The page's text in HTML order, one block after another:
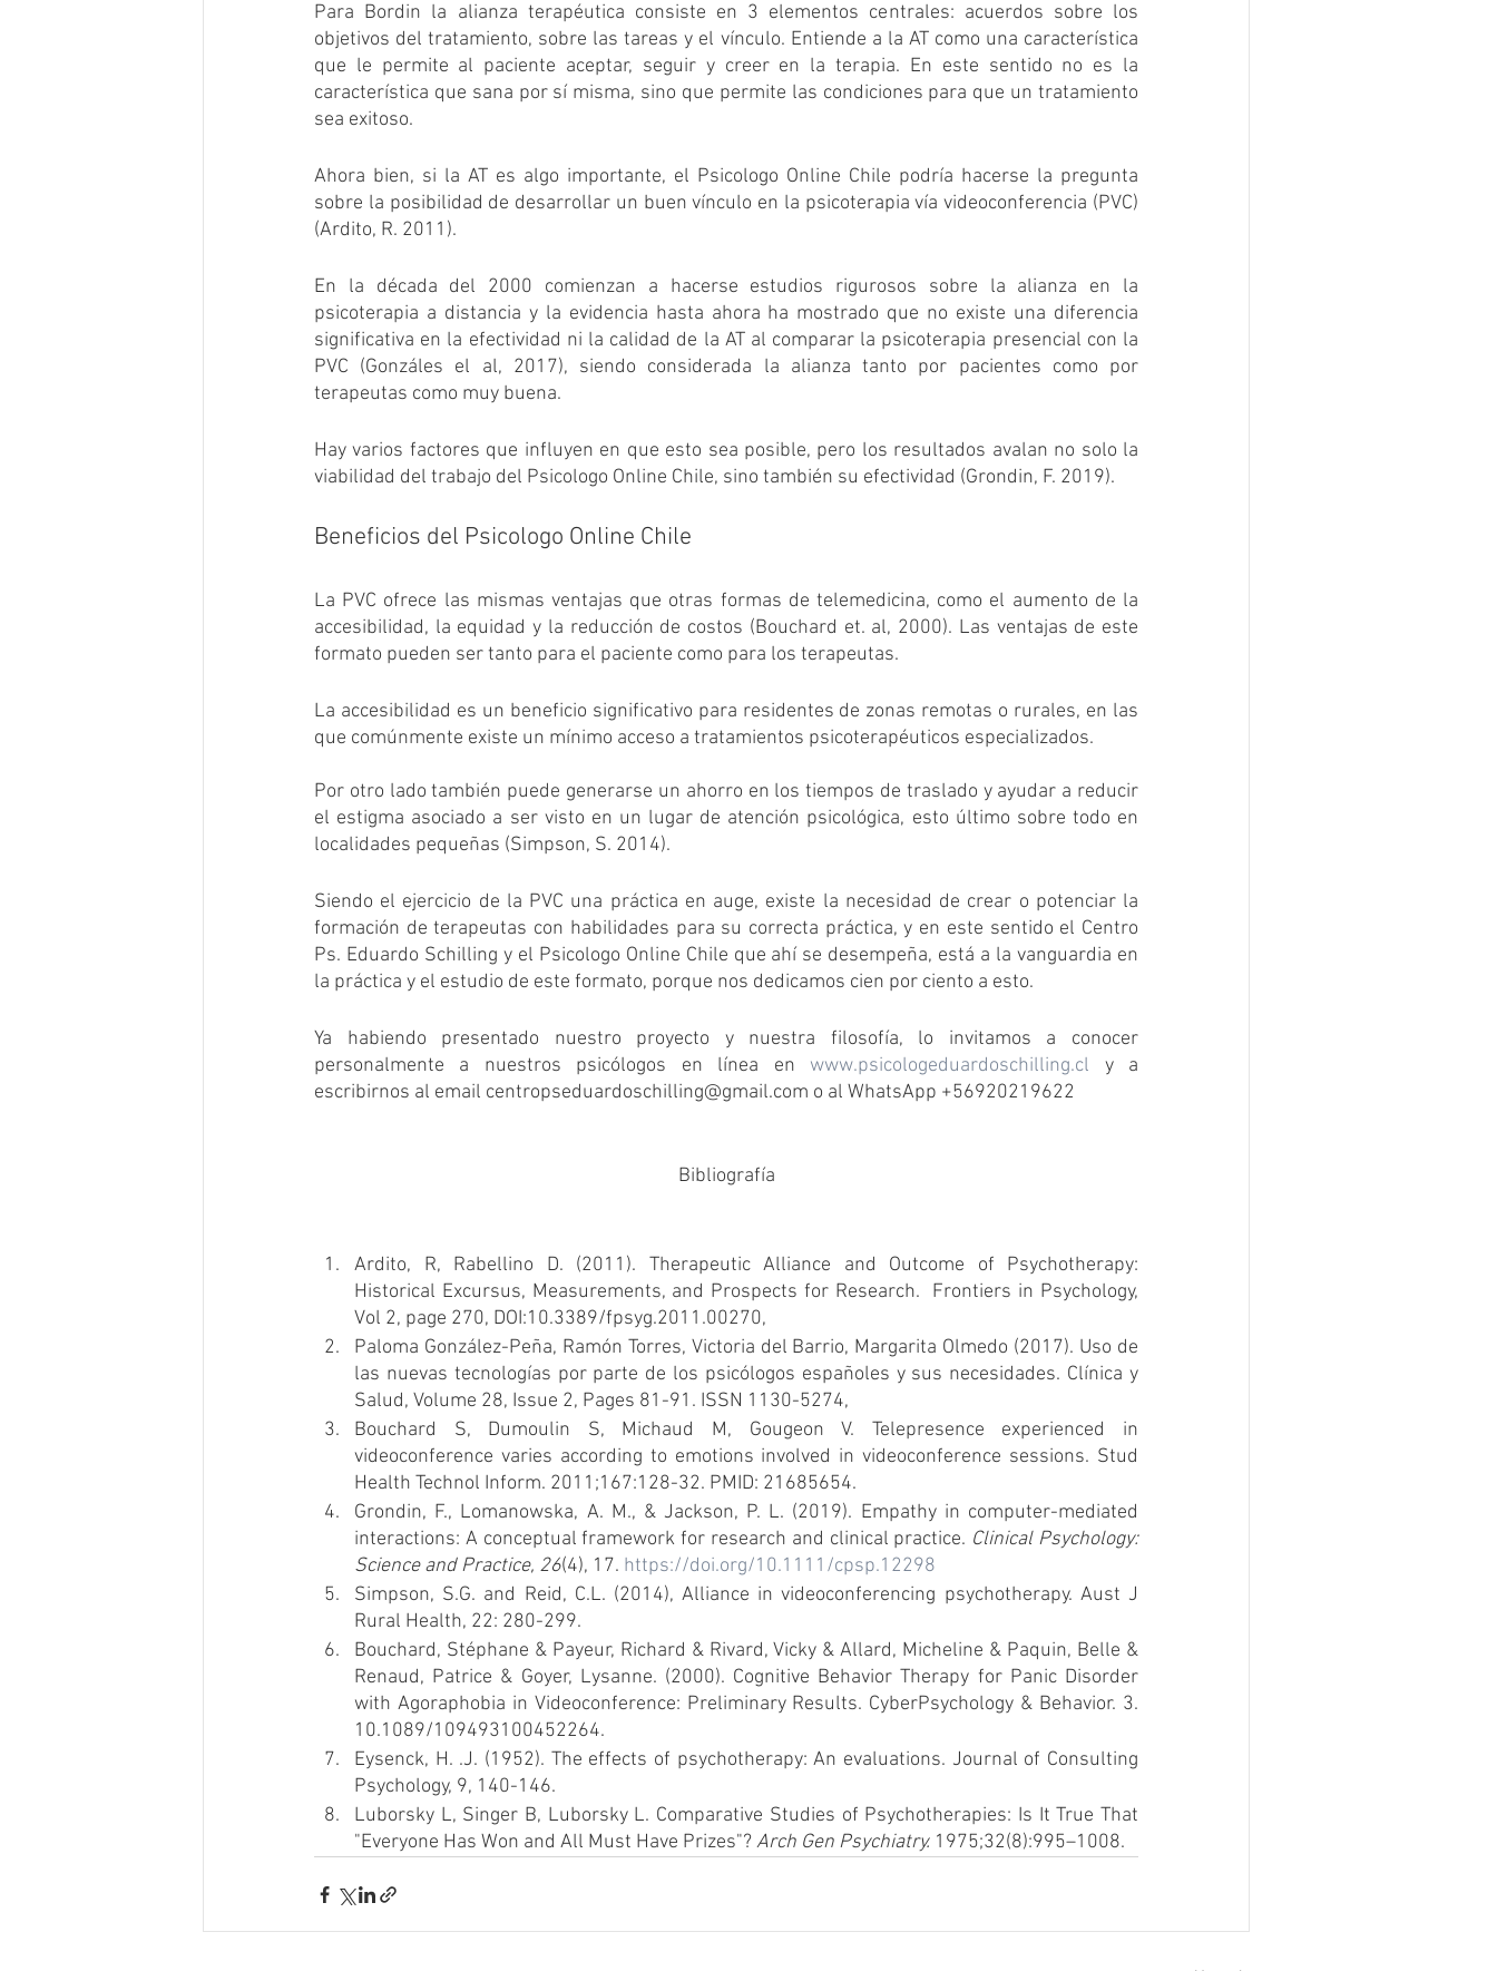
Para Bordin la alianza terapéutica consiste en 3 elementos centrales: acuerdos sobre los
objetivos del tratamiento, sobre las tareas y el vínculo. Entiende a la AT como una característica
que le permite al paciente aceptar, seguir y creer en la terapia. En este sentido no es la
característica que sana por sí misma, sino que permite las condiciones para que un tratamiento
sea exitoso.
Ahora bien, si la AT es algo importante, el Psicologo Online Chile podría hacerse la pregunta
sobre la posibilidad de desarrollar un buen vínculo en la psicoterapia vía videoconferencia (PVC)
(Ardito, R. 2011).
En la década del 2000 comienzan a hacerse estudios rigurosos sobre la alianza en la
psicoterapia a distancia y la evidencia hasta ahora ha mostrado que no existe una diferencia
significativa en la efectividad ni la calidad de la AT al comparar la psicoterapia presencial con la
PVC (Gonzáles el al, 2017), siendo considerada la alianza tanto por pacientes como por
terapeutas como muy buena.
Hay varios factores que influyen en que esto sea posible, pero los resultados avalan no solo la
viabilidad del trabajo del Psicologo Online Chile, sino también su efectividad (Grondin, F. 2019).
Beneficios del Psicologo Online Chile
La PVC ofrece las mismas ventajas que otras formas de telemedicina, como el aumento de la
accesibilidad, la equidad y la reducción de costos (Bouchard et. al, 2000). Las ventajas de este
formato pueden ser tanto para el paciente como para los terapeutas.
La accesibilidad es un beneficio significativo para residentes de zonas remotas o rurales, en las
que comúnmente existe un mínimo acceso a tratamientos psicoterapéuticos especializados.
Por otro lado también puede generarse un ahorro en los tiempos de traslado y ayudar a reducir
el estigma asociado a ser visto en un lugar de atención psicológica, esto último sobre todo en
localidades pequeñas (Simpson, S. 2014).
Siendo el ejercicio de la PVC una práctica en auge, existe la necesidad de crear o potenciar la
formación de terapeutas con habilidades para su correcta práctica, y en este sentido el Centro
Ps. Eduardo Schilling y el Psicologo Online Chile que ahí se desempeña, está a la vanguardia en
la práctica y el estudio de este formato, porque nos dedicamos cien por ciento a esto.
Ya habiendo presentado nuestro proyecto y nuestra filosofía, lo invitamos a conocer
personalmente a nuestros psicólogos en línea en www.psicologeduardoschilling.cl y a
escribirnos al email centropseduardoschilling@gmail.com o al WhatsApp +56920219622
Bibliografía
Ardito, R, Rabellino D. (2011). Therapeutic Alliance and Outcome of Psychotherapy:
Historical Excursus, Measurements, and Prospects for Research.  Frontiers in Psychology,
Vol 2, page 270, DOI:10.3389/fpsyg.2011.00270,
Paloma González-Peña, Ramón Torres, Victoria del Barrio, Margarita Olmedo (2017). Uso de
las nuevas tecnologías por parte de los psicólogos españoles y sus necesidades. Clínica y
Salud, Volume 28, Issue 2, Pages 81-91. ISSN 1130-5274,
Bouchard S, Dumoulin S, Michaud M, Gougeon V. Telepresence experienced in
videoconference varies according to emotions involved in videoconference sessions. Stud
Health Technol Inform. 2011;167:128-32. PMID: 21685654.
Grondin, F., Lomanowska, A. M., & Jackson, P. L. (2019). Empathy in computer-mediated
interactions: A conceptual framework for research and clinical practice. Clinical Psychology:
Science and Practice, 26(4), 17. https://doi.org/10.1111/cpsp.12298
Simpson, S.G. and Reid, C.L. (2014), Alliance in videoconferencing psychotherapy. Aust J
Rural Health, 22: 280-299.
Bouchard, Stéphane & Payeur, Richard & Rivard, Vicky & Allard, Micheline & Paquin, Belle &
Renaud, Patrice & Goyer, Lysanne. (2000). Cognitive Behavior Therapy for Panic Disorder
with Agoraphobia in Videoconference: Preliminary Results. CyberPsychology & Behavior. 3.
10.1089/109493100452264.
Eysenck, H. .J. (1952). The effects of psychotherapy: An evaluations. Journal of Consulting
Psychology, 9, 140-146.
Luborsky L, Singer B, Luborsky L. Comparative Studies of Psychotherapies: Is It True That
"Everyone Has Won and All Must Have Prizes"? Arch Gen Psychiatry. 1975;32(8):995–1008.